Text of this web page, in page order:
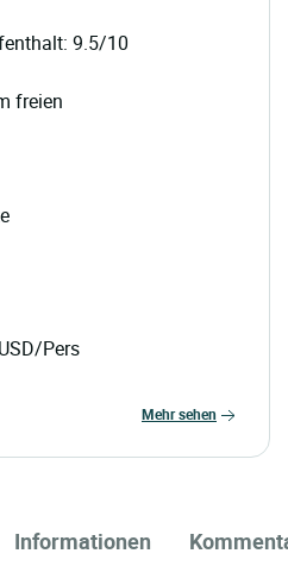
9.5/10
freien
Pers
mehr sehen
Informationen